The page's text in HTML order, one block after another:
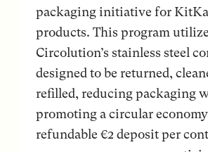
packaging initiative for
products. This program
Circolution’s stainless steel
designed to be returned,
refilled, reducing packaging
promoting a circular
refundable €2 deposit per